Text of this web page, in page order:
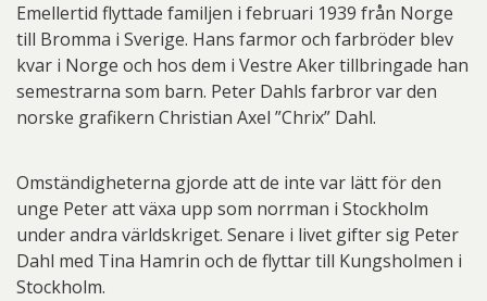
Emellertid flyttade familjen i februari 1939 från Norge
till Bromma i Sverige. Hans farmor och farbröder blev
kvar i Norge och hos dem i Vestre Aker tillbringade han
semestrarna som barn. Peter Dahls farbror var den
norske grafikern Christian Axel ”Chrix” Dahl.
Omständigheterna gjorde att de inte var lätt för den
unge Peter att växa upp som norrman i Stockholm
under andra världskriget. Senare i livet gifter sig Peter
Dahl med Tina Hamrin och de flyttar till Kungsholmen i
Stockholm.